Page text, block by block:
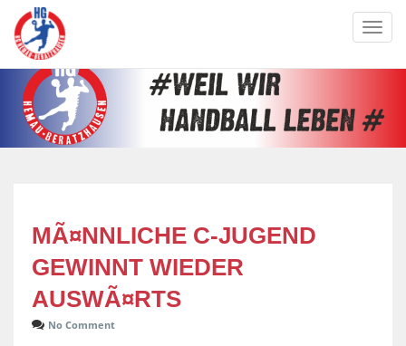
MÃ¤NNLICHE C-JUGEND
GEWINNT WIEDER
AUSWÃ¤RTS
No Comment